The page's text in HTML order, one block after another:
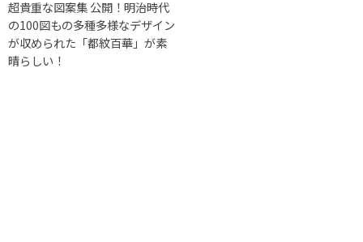
超貴重な図案集 公開！明治時代
の100図もの多種多様なデザイン
が収められた「都紋百華」が素
晴らしい！